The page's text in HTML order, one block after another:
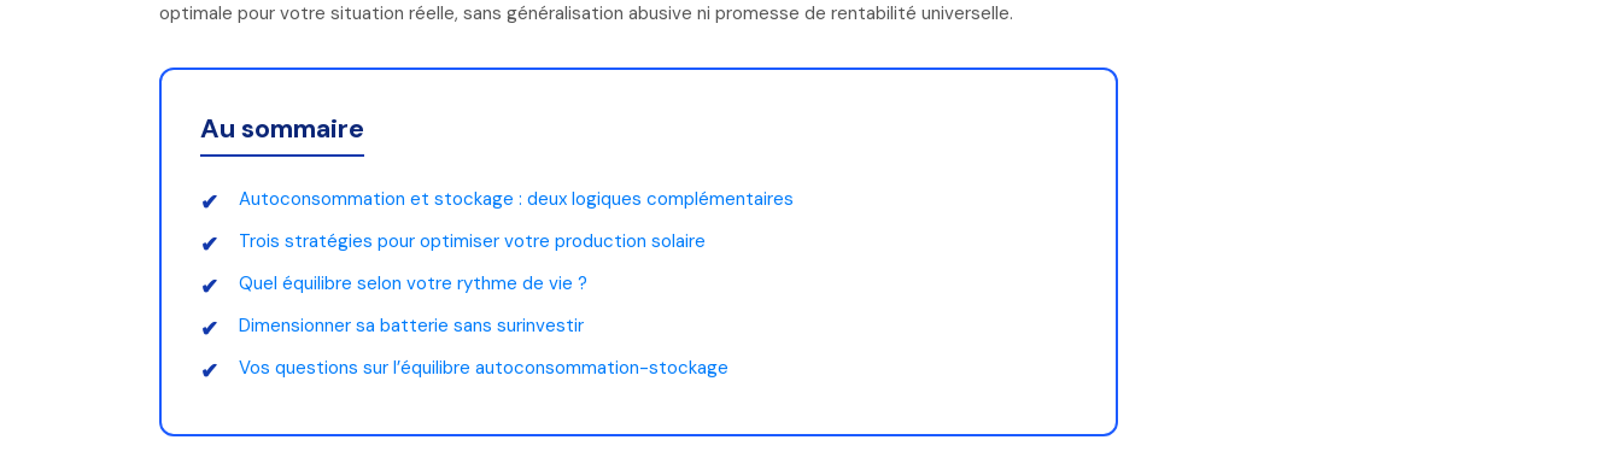
optimale pour votre situation réelle, sans généralisation abusive ni promesse de rentabilité universelle.
Au sommaire
Autoconsommation et stockage : deux logiques complémentaires
Trois stratégies pour optimiser votre production solaire
Quel équilibre selon votre rythme de vie ?
Dimensionner sa batterie sans surinvestir
Vos questions sur l’équilibre autoconsommation-stockage